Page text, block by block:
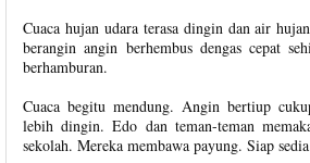
Cuaca hujan udara terasa dingin dan air
berangin angin berhembus dengas cepat
berhamburan.
Cuaca begitu mendung. Angin bertiup
lebih dingin. Edo dan teman-teman
sekolah. Mereka membawa payung. Siap